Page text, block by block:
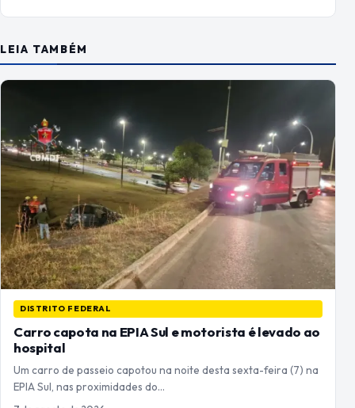
LEIA TAMBÉM
DISTRITO FEDERAL
Carro capota na EPIA Sul e motorista é levado ao
hospital
Um carro de passeio capotou na noite desta sexta-feira (7) na
EPIA Sul, nas proximidades do…